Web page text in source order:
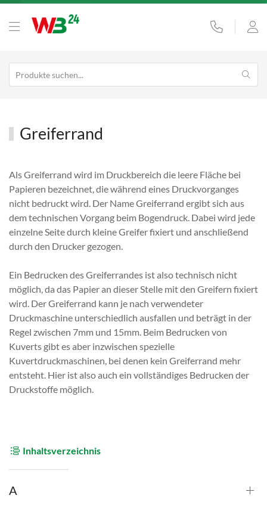
Inhaltsverzeichnis
A
Greiferrand
Als Greiferrand wird im Druckbereich die leere Fläche bei
Papieren bezeichnet, die während eines Druckvorganges
nicht bedruckt wird. Der Name Greiferrand ergibt sich aus
dem technischen Vorgang beim Bogendruck. Dabei wird jede
einzelne Seite durch kleine Greifer fixiert und anschließend
durch den Drucker gezogen.
Ein Bedrucken des Greiferrandes ist also technisch nicht
möglich, da das Papier an dieser Stelle mit den Greifern fixiert
wird. Der Greiferrand kann je nach verwendeter
Druckmaschine unterschiedlich ausfallen und beträgt in der
Regel zwischen 7mm und 15mm. Beim Bedrucken von
Kuverts gibt es aber inzwischen spezielle
Kuvertdruckmaschinen, bei denen kein Greiferrand mehr
entsteht. Hier ist also auch ein vollständiges Bedrucken der
Druckstoffe möglich.